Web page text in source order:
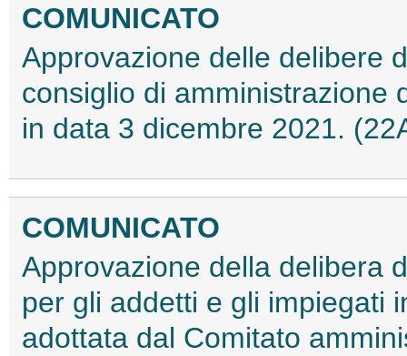
COMUNICATO
Approvazione delle delibere
consiglio di amministrazione
in data 3 dicembre 2021.
COMUNICATO
Approvazione della delibera
per gli addetti e gli impiegati
adottata dal Comitato